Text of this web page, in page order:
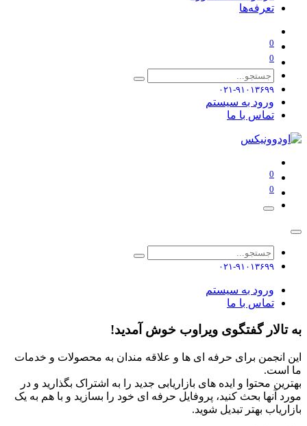
تعرفه‌ها
۰۲۱-۹۱۰۱۳۶۹۹
ورود به سیستم
تماس با ما
۰۲۱-۹۱۰۱۳۶۹۹
ورود به سیستم
تماس با ما
گفتگوی ویراوب خوش آمدید!
انجمن برای حرفه ای ها و علاقه مندان به محصولات و خدمات
محتوا و ایده های بازاریابی جدید را به اشتراک بگذارید و در
آنها بحث کنید، پروفایل حرفه ای خود را بسازید و با هم به یک
بهتر تبدیل شوید.